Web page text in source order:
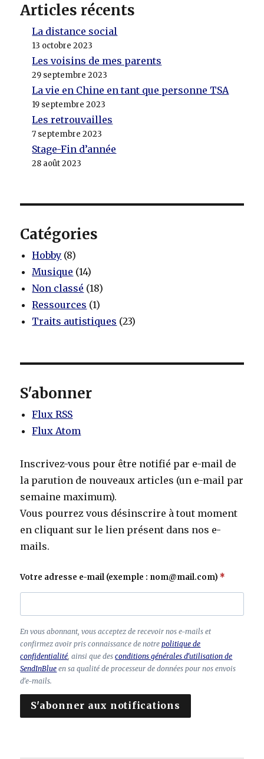
Articles récents
La distance social
13 octobre 2023
Les voisins de mes parents
29 septembre 2023
La vie en Chine en tant que personne TSA
19 septembre 2023
Les retrouvailles
7 septembre 2023
Stage-Fin d’année
28 août 2023
Catégories
Hobby (8)
Musique (14)
Non classé (18)
Ressources (1)
Traits autistiques (23)
S'abonner
Flux RSS
Flux Atom
Inscrivez-vous pour être notifié par e-mail de
la parution de nouveaux articles (un e-mail par
semaine maximum).
Vous pourrez vous désinscrire à tout moment
en cliquant sur le lien présent dans nos e-
mails.
Votre adresse e-mail (exemple : nom@mail.com)
C
h
a
m
p
à
En vous abonnant, vous acceptez de recevoir nos e-mails et
confirmez avoir pris connaissance de notrepolitique de
confidentialité , ainsi que desconditions générales d'utilisation de
SendInBlue en sa qualité de processeur de données pour nos envois
d'e-mails.
S'abonner aux notifications